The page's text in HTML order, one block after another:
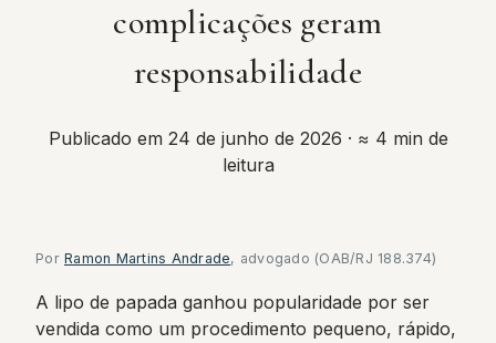
complicações geram
responsabilidade
Publicado em 24 de junho de 2026 · ≈ 4 min de
leitura
Por Ramon Martins Andrade, advogado (OAB/RJ 188.374)
A lipo de papada ganhou popularidade por ser
vendida como um procedimento pequeno, rápido,